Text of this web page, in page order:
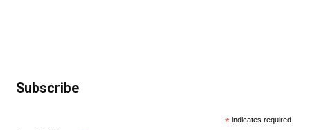
Subscribe
* indicates required